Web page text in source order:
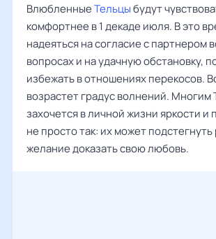
ВлюбленныеТельцыбудут
комфортнее в 1 декаде июля. В это
надеяться на согласие с партнером
вопросах и на удачную обстановку,
избежать в отношениях перекосов.
возрастет градус волнений. Многим
захочется в личной жизни яркости и
не просто так: их может
желание доказать свою любовь.